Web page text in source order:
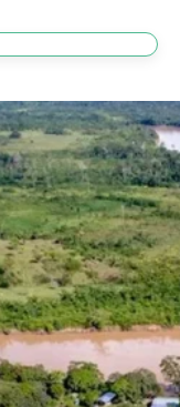
MANU
Blog
Contactanos